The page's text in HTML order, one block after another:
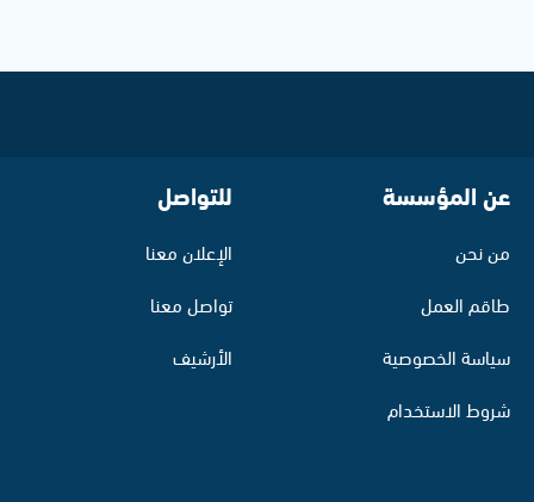
عن المؤسسة
من نحن
طاقم العمل
سياسة الخصوصية
شروط الاستخدام
للتواصل
الإعلان معنا
تواصل معنا
الأرشيف